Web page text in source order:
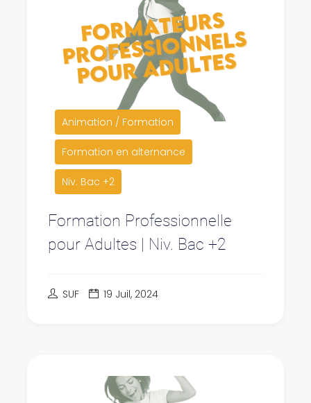
Animation / Formation
Formation en alternance
Niv. Bac +2
Formation Professionnelle
pour Adultes | Niv. Bac +2
SUF 19 Juil, 2024